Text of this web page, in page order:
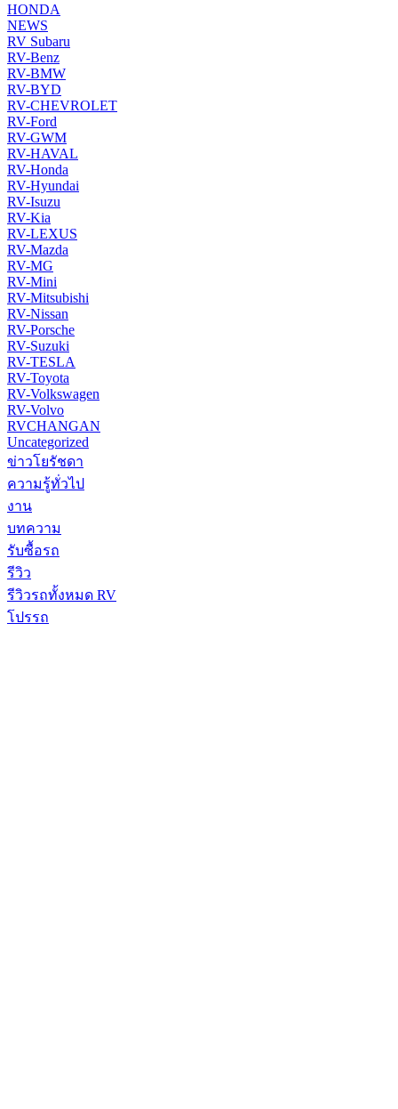
HONDA
NEWS
RV Subaru
RV-Benz
RV-BMW
RV-BYD
RV-CHEVROLET
RV-Ford
RV-GWM
RV-HAVAL
RV-Honda
RV-Hyundai
RV-Isuzu
RV-Kia
RV-LEXUS
RV-Mazda
RV-MG
RV-Mini
RV-Mitsubishi
RV-Nissan
RV-Porsche
RV-Suzuki
RV-TESLA
RV-Toyota
RV-Volkswagen
RV-Volvo
RVCHANGAN
Uncategorized
ข่าวโยรัชดา
ความรู้ทั่วไป
งาน
บทความ
รับซื้อรถ
รีวิว
รีวิวรถทั้งหมด RV
โปรรถ